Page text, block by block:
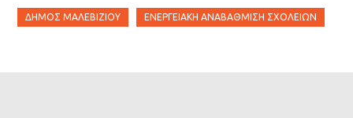
ΔΉΜΟΣ ΜΑΛΕΒΙΖΊΟΥ ΕΝΕΡΓΕΙΑΚΉ ΑΝΑΒΆΘΜΙΣΗ ΣΧΟΛΕΊΩΝ